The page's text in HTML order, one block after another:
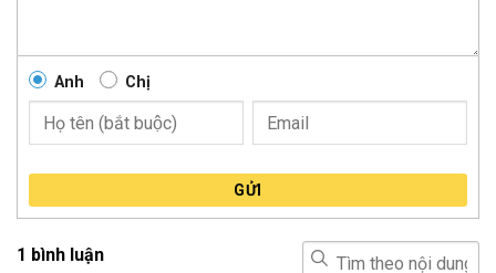
Anh Chị
GỬI
1 bình luận